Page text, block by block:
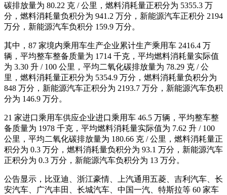
碳排放量为 80.22 克 / 公里，燃料消耗量正积分为 5355.3 万
分，燃料消耗量负积分为 941.2 万分，新能源汽车正积分 2194
万分，新能源汽车负积分 159.9 万分。
其中，87 家境内乘用车生产企业累计生产乘用车 2416.4 万
辆，平均整车整备质量为 1714 千克，平均燃料消耗量实际值
为 3.30 升 / 100 公里，平均二氧化碳排放量为 78.29 克 / 公
里，燃料消耗量正积分为 5354.9 万分，燃料消耗量负积分为
848 万分，新能源汽车正积分为 2193.7 万分，新能源汽车负积
分为 146.9 万分。
21 家进口乘用车供应企业进口乘用车 46.5 万辆，平均整车整
备质量为 1978 千克，平均燃料消耗量实际值为 7.62 升 / 100
公里，平均二氧化碳排放量为 180.66 克 / 公里，燃料消耗量正
积分为 0.3 万分，燃料消耗量负积分为 93.1 万分，新能源汽车
正积分为 0.3 万分，新能源汽车负积分为 13 万分。
公告显示，比亚迪、浙江豪情、上汽通用五菱、吉利汽车、长
安汽车、广汽丰田、长城汽车、中国一汽、特斯拉等 60 家车